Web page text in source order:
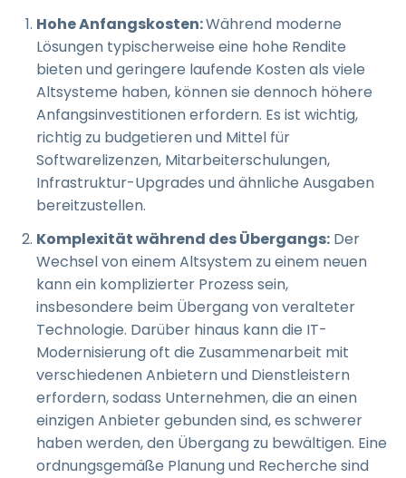
Hohe Anfangskosten:Während moderne
Lösungen typischerweise eine hohe Rendite
bieten und geringere laufende Kosten als viele
Altsysteme haben, können sie dennoch höhere
Anfangsinvestitionen erfordern. Es ist wichtig,
richtig zu budgetieren und Mittel für
Softwarelizenzen, Mitarbeiterschulungen,
Infrastruktur-Upgrades und ähnliche Ausgaben
bereitzustellen.
Komplexität während des Übergangs: Der
Wechsel von einem Altsystem zu einem neuen
kann ein komplizierter Prozess sein,
insbesondere beim Übergang von veralteter
Technologie. Darüber hinaus kann die IT-
Modernisierung oft die Zusammenarbeit mit
verschiedenen Anbietern und Dienstleistern
erfordern, sodass Unternehmen, die an einen
einzigen Anbieter gebunden sind, es schwerer
haben werden, den Übergang zu bewältigen. Eine
ordnungsgemäße Planung und Recherche sind